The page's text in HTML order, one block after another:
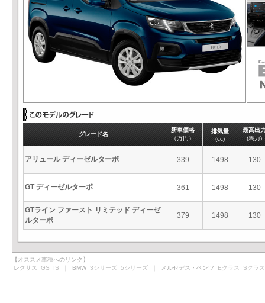
グレード名
新車価格
（万円）
排気量
(cc)
最高出
(馬力)
アリュール ディーゼルターボ 339 1498 130
GT ディーゼルターボ 361 1498 130
GTライン ファースト リミテッド ディーゼ
ルターボ
379 1498 130
【オススメ車種へのリンク】
レクサス GS IS ｜ BMW 3シリーズ 5シリーズ ｜ メルセデス・ベンツ Eクラス Sクラス